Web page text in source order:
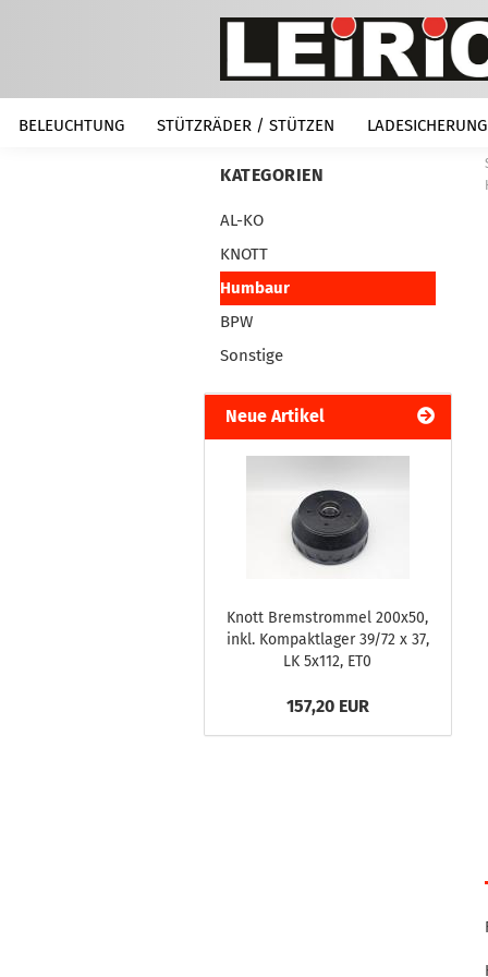
BELEUCHTUNG STÜTZRÄDER / STÜTZEN LADESICHERUNG
KATEGORIEN
AL-KO
KNOTT
Humbaur
BPW
Sonstige
Neue Artikel
Knott Bremstrommel 200x50,
inkl. Kompaktlager 39/72 x 37,
LK 5x112, ET0
157,20 EUR